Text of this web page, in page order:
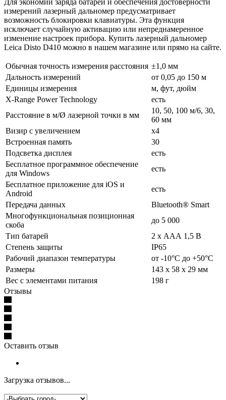
измерений лазерный дальномер предусматривает
возможность блокировки клавиатуры. Эта функция
исключает случайную активацию или непреднамеренное
изменение настроек прибора. Купить лазерный дальномер
Leica Disto D410 можно в нашем магазине или прямо на сайте.
Обычная точность измерения расстояния ±1,0 мм
Дальность измерений
от 0,05 до 150 м
Единицы измерения
м, фут, дюйм
X-Range Power Technology
есть
Расстояние в м/Ø лазерной точки в мм
10, 50, 100 м/6, 30,
60 мм
Визир с увеличением
x4
Встроенная память
30
Подсветка дисплея
есть
Бесплатное программное обеспечение
для Windows
есть
Бесплатное приложение для iOS и
Android
есть
Передача данных
Bluetooth® Smart
Многофункциональная позиционная
скоба
до 5 000
Тип батарей
2 х ААА 1,5 В
Степень защиты
IP65
Рабочий диапазон температуры
от -10°С до +50°С
Размеры
143 x 58 x 29 мм
Вес с элементами питания
198 г
Отзывы
Оставить отзыв
Загрузка отзывов...